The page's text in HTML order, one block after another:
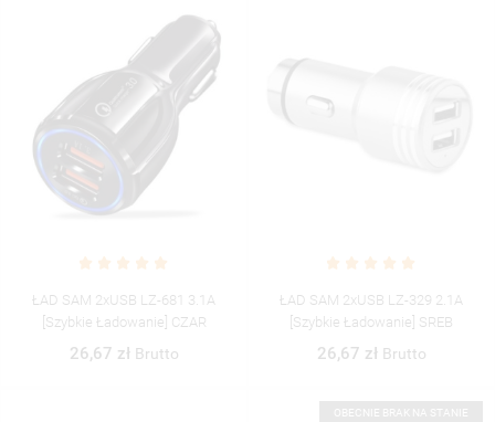
ŁAD SAM 2xUSB LZ-681 3.1A
[szybkie Ładowanie] CZAR
26,67 zł Brutto
ŁAD SAM 2xUSB LZ-329 2.1A
[szybkie Ładowanie] SREB
26,67 zł Brutto
UTWÓRZ NOWĄ LISTĘ
((MODALTITLE))
((CANCELTEXT)) ((MODALDELETETEXT))
UTWÓRZ LISTĘ ŻYCZEŃ
ANULUJ UTWÓRZ LISTĘ ŻYCZEŃ
ZALOGUJ SIĘ
ZALOGUJ SIĘ